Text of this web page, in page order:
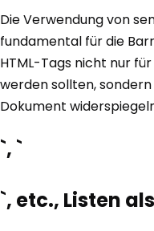
Die Verwendung von
fundamental für die
HTML-Tags nicht nur
werden sollten,
Dokument
`, `
`, etc., Listen